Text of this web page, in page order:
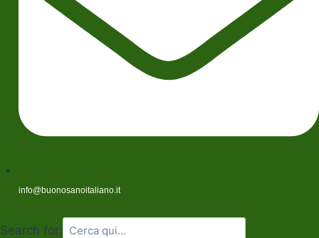
info@buonosanoitaliano.it
Search for: